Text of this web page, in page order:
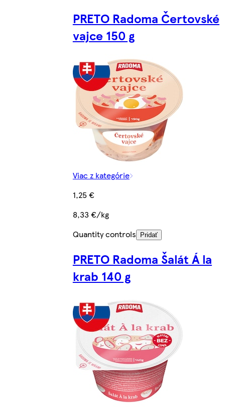
PRETO Radoma Čertovské
vajce 150 g
Viac z kategórie
1,25 €
8,33 €/kg
Quantity controls
Pridať
PRETO Radoma Šalát Á la
krab 140 g